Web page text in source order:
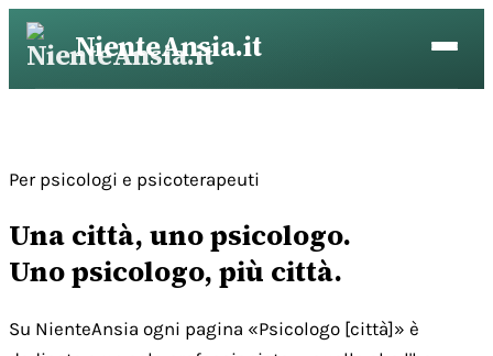
Vai
contenuto
NienteAnsia.it
Per psicologi e psicoterapeuti
Una città, uno psicologo.
Uno psicologo, più città.
Su NienteAnsia ogni pagina «Psicologo [città]» è